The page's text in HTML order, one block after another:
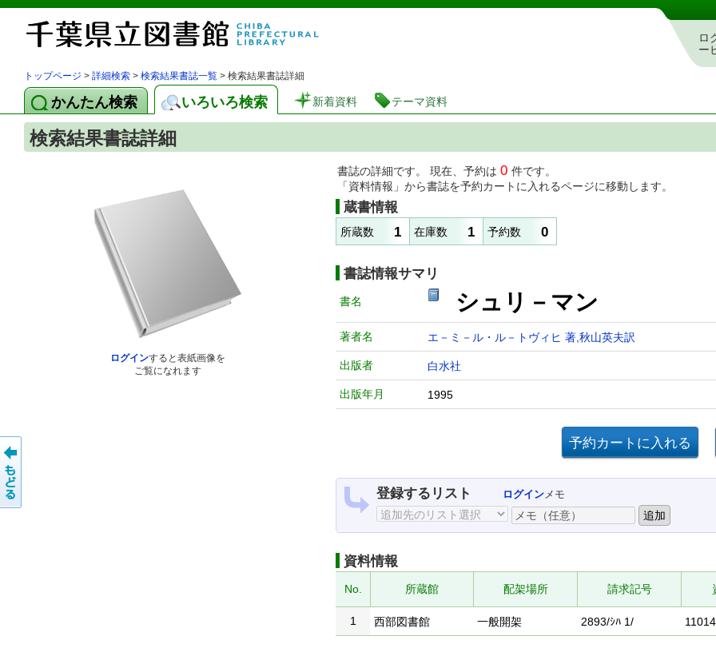
図書館 蔵書検索・予約システム
ロ
ー
トップページ > 詳細検索 > 検索結果書誌一覧 > 検索結果書誌詳細
かんたん検索 いろいろ検索 新着資料 テーマ資料
検索結果書誌詳細
ログインすると表紙画像を
ご覧になれます
書誌の詳細です。 現在、予約は 0 件です。
「資料情報」から書誌を予約カートに入れるページに移動します。
蔵書情報
所蔵数 1 在庫数 1 予約数 0
書誌情報サマリ
書名 シュリ－マン
著者名 エ－ミ－ル・ル－トヴィヒ 著,秋山英夫訳
出版者 白水社
出版年月 1995
登録するリスト ログインメモ
資料情報
No. 所蔵館 配架場所 請求記号
1
西部図書館 一般開架 2893/ｼﾊ 1/